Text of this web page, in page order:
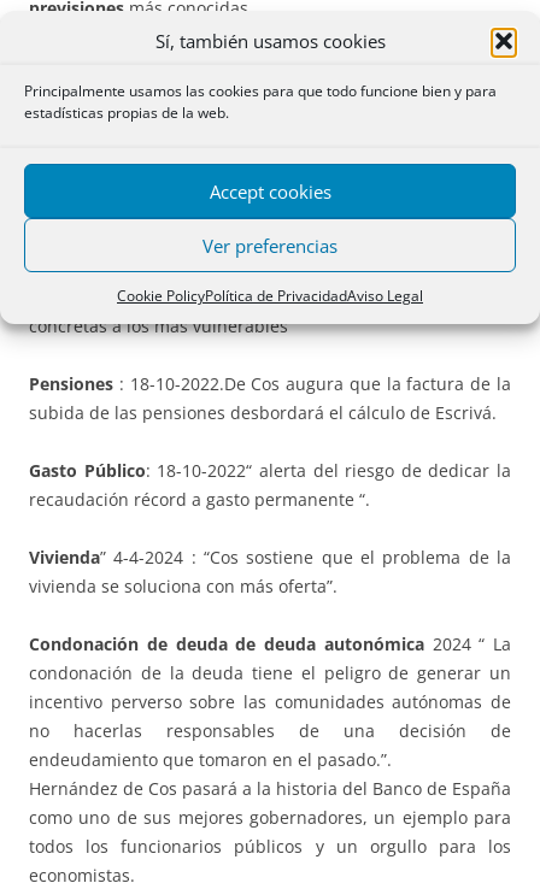
Sí, también usamos cookies
Principalmente usamos las cookies para que todo funcione bien y para
estadísticas propias de la web.
Accept cookies
Ver preferencias
Cookie PolicyPolítica de PrivacidadAviso Legal
previsiones más conocidas.
pueda ser aceptado por todos los socios de la UE y , para
eso ,hay que dejar claro que el dinero europeo no van a
comportamientos oportunistas de los estados miembros”
sino para que se haga un buen uso”
Ayudas sociales: 2-6-2022 : recomienda abandonar los
apoyos fiscales generalizados… lo mejor son ayudas
concretas a los más vulnerables”
Pensiones : 18-10-2022.De Cos augura que la factura de la
subida de las pensiones desbordará el cálculo de Escrivá.
Gasto Público: 18-10-2022“ alerta del riesgo de dedicar la
recaudación récord a gasto permanente “.
Vivienda” 4-4-2024 : “Cos sostiene que el problema de la
vivienda se soluciona con más oferta”.
Condonación de deuda de deuda autonómica2024 “ La
condonación de la deuda tiene el peligro de generar un
incentivo perverso sobre las comunidades autónomas de
no hacerlas responsables de una decisión de
endeudamiento que tomaron en el pasado.”.
Hernández de Cos pasará a la historia del Banco de España
como uno de sus mejores gobernadores, un ejemplo para
todos los funcionarios públicos y un orgullo para los
economistas.